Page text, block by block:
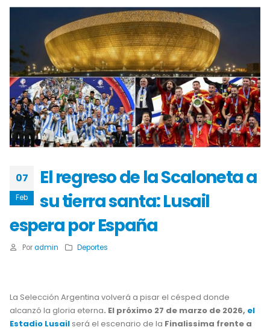
07
Feb
El regreso de la Scaloneta a
su tierra santa: Lusail
espera por España
Por admin Deportes
La Selección Argentina volverá a pisar el césped donde
alcanzó la gloria eterna. El próximo 27 de marzo de 2026, el
Estadio Lusail será el escenario de la Finalissima frente a